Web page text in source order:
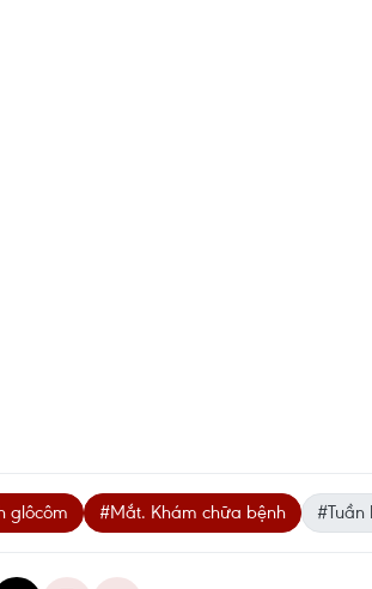
glôcôm #Mắt. Khám chữa bệnh #Tuần